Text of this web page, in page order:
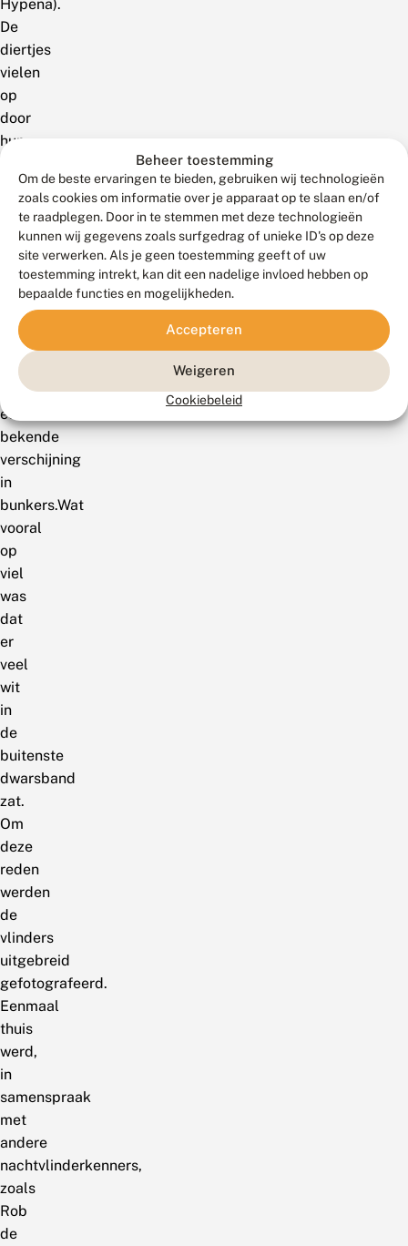
Beheer toestemming
Om de beste ervaringen te bieden, gebruiken wij technologieën
zoals cookies om informatie over je apparaat op te slaan en/of
te raadplegen. Door in te stemmen met deze technologieën
kunnen wij gegevens zoals surfgedrag of unieke ID's op deze
site verwerken. Als je geen toestemming geeft of uw
toestemming intrekt, kan dit een nadelige invloed hebben op
bepaalde functies en mogelijkheden.
Accepteren
Weigeren
Cookiebeleid
Hypena).
De
diertjes
vielen
op
door
hun
bontere
verschijning
dan
kenden
van
hopsnuituil
(Hypena
rostralis),
een
bekende
verschijning
in
bunkers.Wat
vooral
op
viel
was
dat
er
veel
wit
in
de
buitenste
dwarsband
zat.
Om
deze
reden
werden
de
vlinders
uitgebreid
gefotografeerd.
Eenmaal
thuis
werd,
in
samenspraak
met
andere
nachtvlinderkenners,
zoals
Rob
de